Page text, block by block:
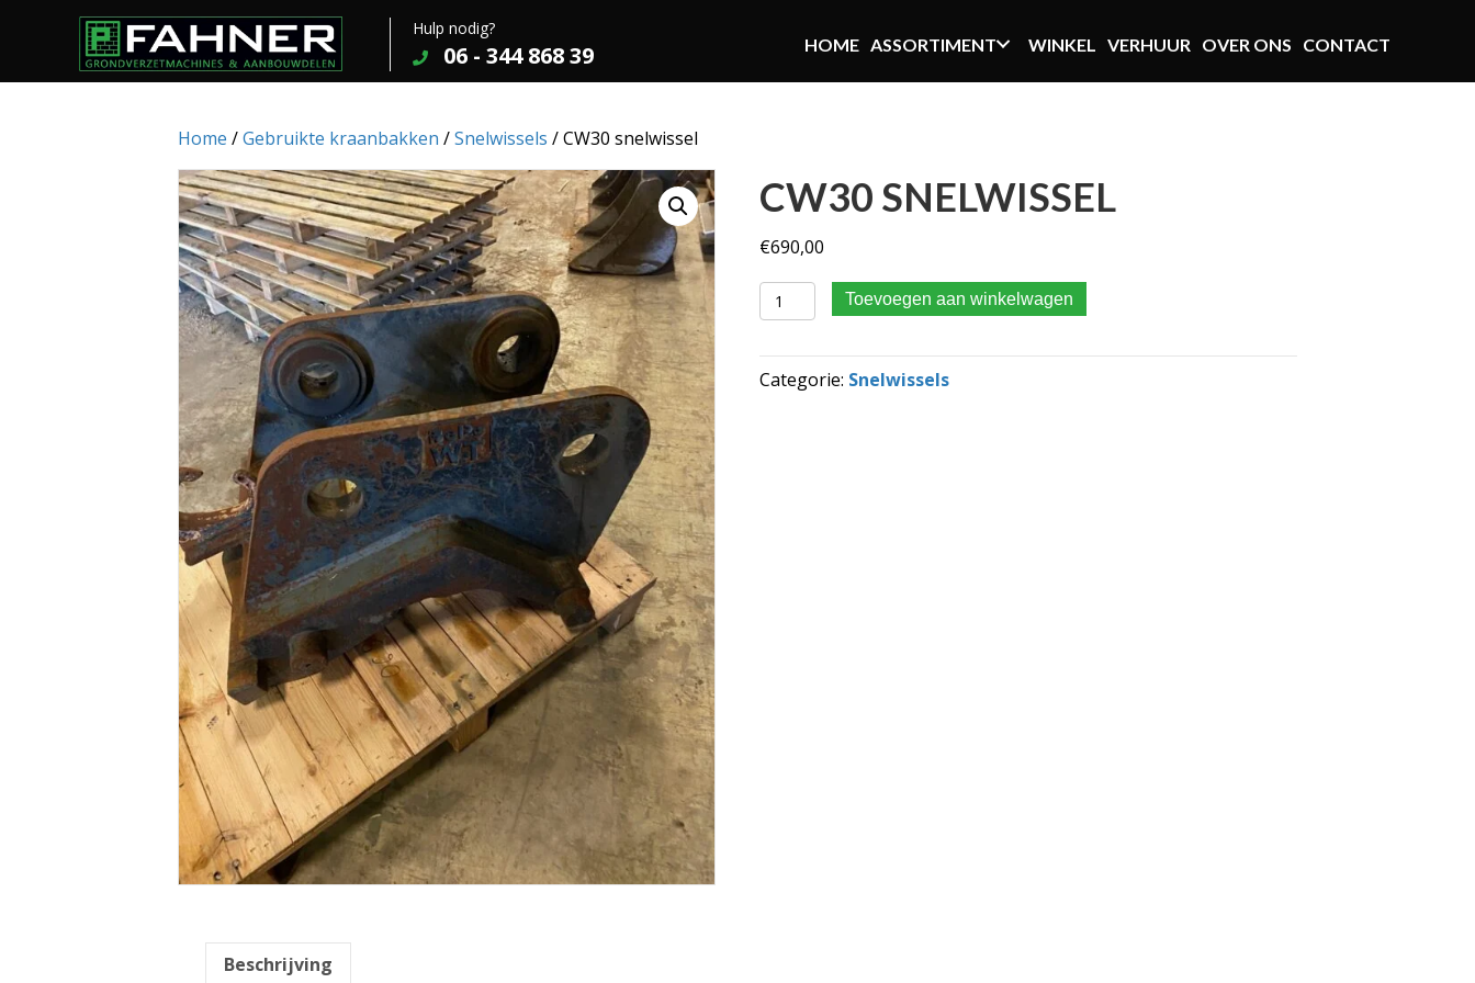
Hulp nodig?
06 - 344 868 39 HOME ASSORTIMENT WINKEL VERHUUR OVER ONS CONTACT
Home /Gebruikte kraanbakken /Snelwissels / CW30 snelwissel
CW30 SNELWISSEL
€690,00
CW30 snelwissel aantal
Toevoegen aan winkelwagen
Categorie: Snelwissels
Beschrijving